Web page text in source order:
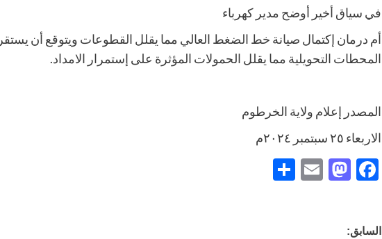
في سياق أخير أوضح مدير كهرباء
أم درمان إكتمال صيانة خط الضغط العالي مما يقلل القطوعات ويتوقع أن
المحطات التحويلية مما يقلل الحمولات المؤثرة على إستمرار الامداد.
المصدر إعلام ولاية الخرطوم
الاربعاء ٢٥ سبتمبر ٢٠٢٤م
Facebook
Mastodon
Email
تصفّح
السابق: